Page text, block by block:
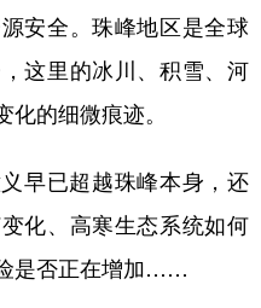
安全。珠峰地区是全球
这里的冰川、积雪、河
的细微痕迹。
已超越珠峰本身，还
化、高寒生态系统如何
是否正在增加……